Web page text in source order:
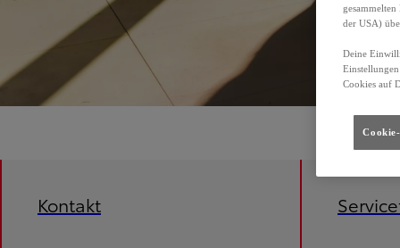
Kontakt
der USA)
Deine
Cookies auf